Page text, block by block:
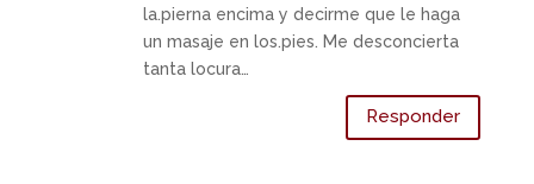
la.pierna encima y decirme que le haga
un masaje en los.pies. Me desconcierta
tanta locura…
Responder